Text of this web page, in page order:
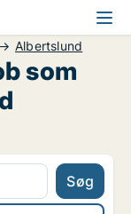
Albertslund
som
Søg